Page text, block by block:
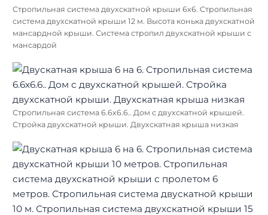
Стропильная система двухскатной крыши 6х6. Стропильная
система двухскатной крыши 12 м. Высота конька двухскатной
мансардной крыши. Система стропил двухскатной крыши с
мансардой
Стропильная система 6.6х6.6.. Дом с двухскатной крышей.
Стройка двухскатной крыши. Двухскатная крыша низкая